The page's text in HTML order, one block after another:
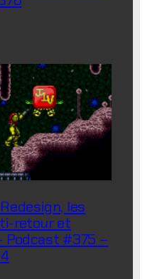
les
retour et
Podcast #375 –